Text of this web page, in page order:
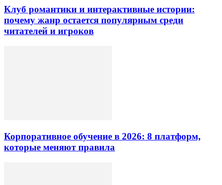
Клуб романтики и интерактивные истории:
почему жанр остается популярным среди
читателей и игроков
Корпоративное обучение в 2026: 8 платформ,
которые меняют правила